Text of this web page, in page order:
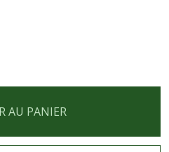
AU PANIER